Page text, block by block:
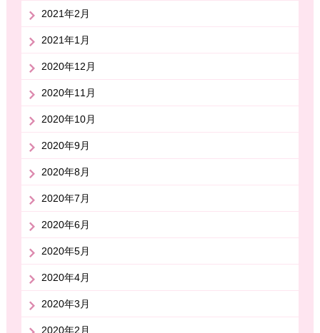
2021年2月
2021年1月
2020年12月
2020年11月
2020年10月
2020年9月
2020年8月
2020年7月
2020年6月
2020年5月
2020年4月
2020年3月
2020年2月